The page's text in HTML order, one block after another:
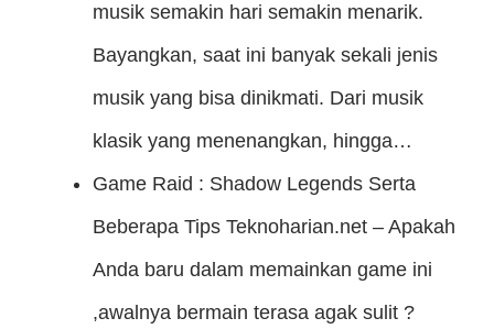
musik semakin hari semakin menarik.
Bayangkan, saat ini banyak sekali jenis
musik yang bisa dinikmati. Dari musik
klasik yang menenangkan, hingga…
Game Raid : Shadow Legends Serta
Beberapa Tips Teknoharian.net – Apakah
Anda baru dalam memainkan game ini
,awalnya bermain terasa agak sulit ?